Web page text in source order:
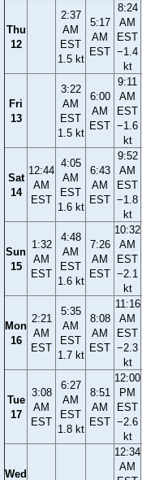
Thu
12
2:37
AM
EST
1.5 kt
5:17
AM
EST
8:24
AM
EST
−1.4
kt
Fri
13
3:22
AM
EST
1.5 kt
6:00
AM
EST
9:11
AM
EST
−1.6
kt
Sat
14
12:44
AM
EST
4:05
AM
EST
1.6 kt
6:43
AM
EST
9:52
AM
EST
−1.8
kt
Sun
15
1:32
AM
EST
4:48
AM
EST
1.6 kt
7:26
AM
EST
10:32
AM
EST
−2.1
kt
Mon
16
2:21
AM
EST
5:35
AM
EST
1.7 kt
8:08
AM
EST
11:16
AM
EST
−2.3
kt
Tue
17
3:08
AM
EST
6:27
AM
EST
1.8 kt
8:51
AM
EST
12:00
PM
EST
−2.6
kt
Wed
12:34
AM